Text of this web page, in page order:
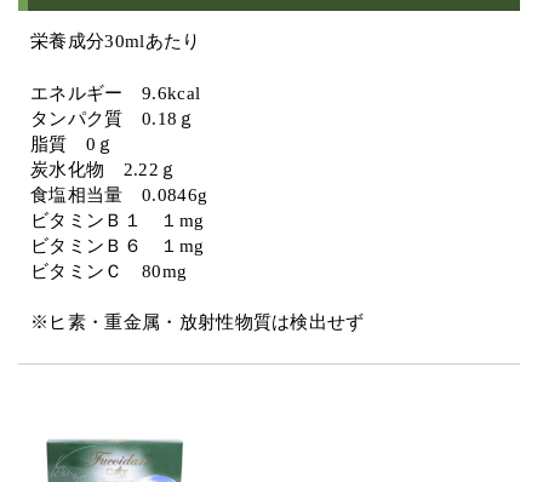
栄養成分30mlあたり
エネルギー 9.6kcal
タンパク質 0.18ｇ
脂質 0ｇ
炭水化物 2.22ｇ
食塩相当量 0.0846g
ビタミンＢ１ １mg
ビタミンＢ６ １mg
ビタミンＣ 80mg
※ヒ素・重金属・放射性物質は検出せず